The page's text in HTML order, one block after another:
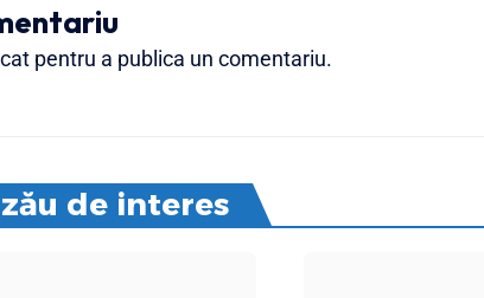
pentru a publica un comentariu.
de interes